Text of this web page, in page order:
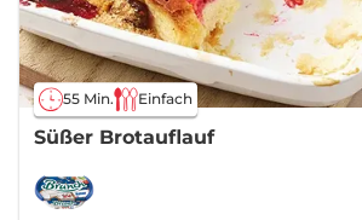
55 Min. Einfach
Süßer Brotauflauf